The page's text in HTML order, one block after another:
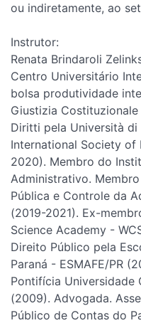
ou indiretamente, ao
Instrutor:
Renata Brindaroli
Centro Universitário
bolsa produtividade
Giustizia
Diritti pela Università di
International Society of
2020). Membro do
Administrativo.
Pública e Controle da
(2019-2021). Ex-
Science Academy -
Direito Público pela
Paraná - ESMAFE/PR
Pontifícia Universidade
(2009). Advogada.
Público de Contas do